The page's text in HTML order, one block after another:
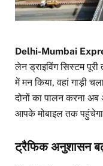
Delhi-Mumbai
लेन ड्राइविंग सिस्टम
में मन किया, वहां गाड़ी
दोनों का पालन करना अब
आपके मोबाइल तक
ट्रैफिक अनुशासन